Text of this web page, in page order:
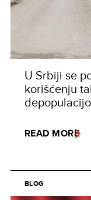
U Srbiji se
korišćenju
READ MORE
BLOG